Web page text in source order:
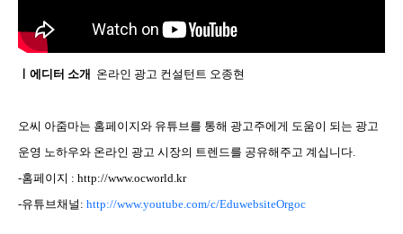
ㅣ에디터 소개 온라인 광고 컨설턴트 오종현
오씨 아줌마는 홈페이지와 유튜브를 통해 광고주에게 도움이 되는 광고
운영 노하우와 온라인 광고 시장의 트렌드를 공유해주고 계십니다.
-홈페이지 : http://www.ocworld.kr
-유튜브채널: http://www.youtube.com/c/EduwebsiteOrgoc